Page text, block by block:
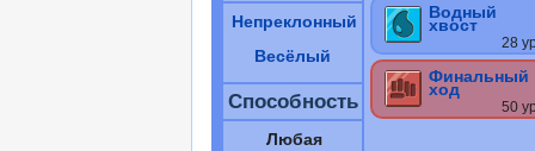
Водный
хвост
28
Финальный
ход
50
Непреклонный
Весёлый
Способность
Любая